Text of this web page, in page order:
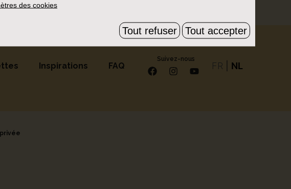
Inspirations FAQ
Suivez-nous
FR NL
des cookies
Tout refuser Tout accepter